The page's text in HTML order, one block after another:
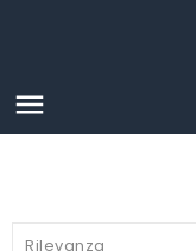

Rilevanza